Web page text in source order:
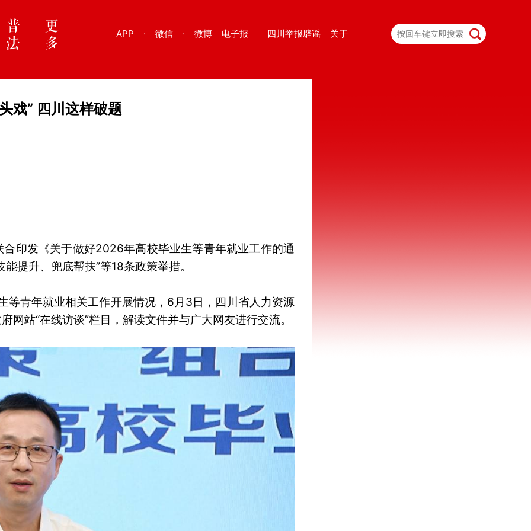
APP · 微信 · 微博 电子报 四川举报辟谣 关于
戏” 四川这样破题
印发《关于做好2026年高校毕业生等青年就业工作的通
提升、兜底帮扶”等18条政策举措。
青年就业相关工作开展情况，6月3日，四川省人力资源
站“在线访谈”栏目，解读文件并与广大网友进行交流。